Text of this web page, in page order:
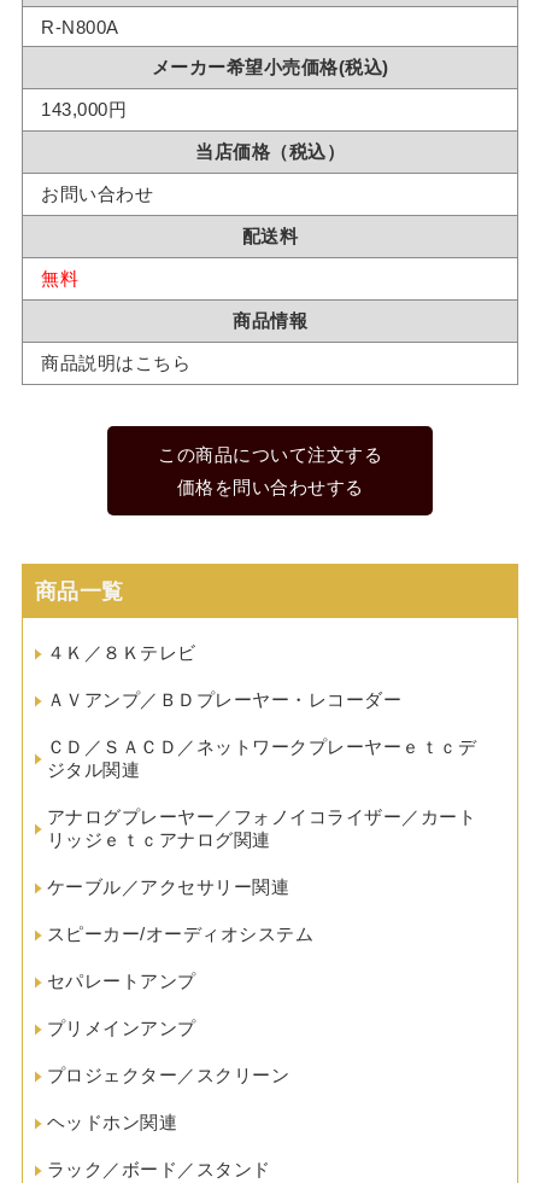
R-N800A
メーカー希望小売価格(税込)
143,000円
当店価格（税込）
お問い合わせ
配送料
無料
商品情報
商品説明はこちら
この商品について注文する
価格を問い合わせする
商品一覧
４Ｋ／８Ｋテレビ
ＡＶアンプ／ＢＤプレーヤー・レコーダー
ＣＤ／ＳＡＣＤ／ネットワークプレーヤーｅｔｃデ
ジタル関連
アナログプレーヤー／フォノイコライザー／カート
リッジｅｔｃアナログ関連
ケーブル／アクセサリー関連
スピーカー/オーディオシステム
セパレートアンプ
プリメインアンプ
プロジェクター／スクリーン
ヘッドホン関連
ラック／ボード／スタンド